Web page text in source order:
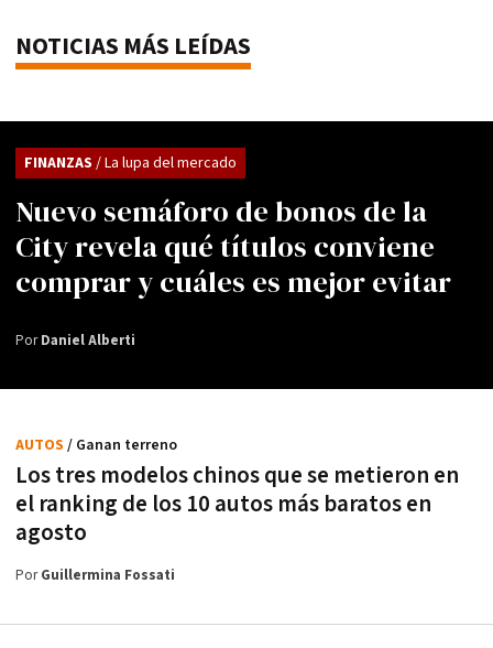
NOTICIAS MÁS LEÍDAS
Nuevo semáforo de bonos de la
City revela qué títulos conviene
comprar y cuáles es mejor evitar
FINANZAS / La lupa del mercado
PorDaniel Alberti
Los tres modelos chinos que se metieron en
el ranking de los 10 autos más baratos en
agosto
AUTOS / Ganan terreno
PorGuillermina Fossati